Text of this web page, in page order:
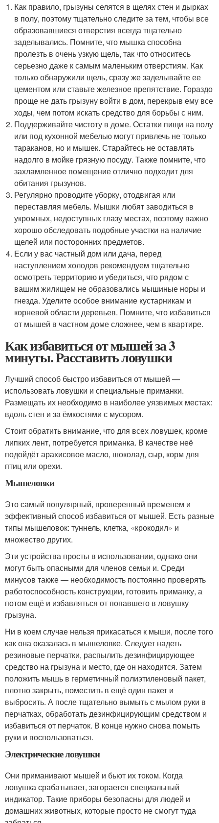
Как правило, грызуны селятся в щелях стен и дырках
в полу, поэтому тщательно следите за тем, чтобы все
образовавшиеся отверстия всегда тщательно
заделывались. Помните, что мышка способна
пролезть в очень узкую щель, так что относитесь
серьезно даже к самым маленьким отверстиям. Как
только обнаружили щель, сразу же заделывайте ее
цементом или ставьте железное препятствие. Гораздо
проще не дать грызуну войти в дом, перекрыв ему все
ходы, чем потом искать средство для борьбы с ним.
Поддерживайте чистоту в доме. Остатки пищи на полу
или под кухонной мебелью могут привлечь не только
тараканов, но и мышек. Старайтесь не оставлять
надолго в мойке грязную посуду. Также помните, что
захламленное помещение отлично подходит для
обитания грызунов.
Регулярно проводите уборку, отодвигая или
переставляя мебель. Мышки любят заводиться в
укромных, недоступных глазу местах, поэтому важно
хорошо обследовать подобные участки на наличие
щелей или посторонних предметов.
Если у вас частный дом или дача, перед
наступлением холодов рекомендуем тщательно
осмотреть территорию и убедиться, что рядом с
вашим жилищем не образовались мышиные норы и
гнезда. Уделите особое внимание кустарникам и
корневой области деревьев. Помните, что избавиться
от мышей в частном доме сложнее, чем в квартире.
Как избавиться от мышей за 3
минуты. Расставить ловушки
Лучший способ быстро избавиться от мышей —
использовать ловушки и специальные приманки.
Размещать их необходимо в наиболее уязвимых местах:
вдоль стен и за ёмкостями с мусором.
Стоит обратить внимание, что для всех ловушек, кроме
липких лент, потребуется приманка. В качестве неё
подойдёт арахисовое масло, шоколад, сыр, корм для
птиц или орехи.
Мышеловки
Это самый популярный, проверенный временем и
эффективный способ избавиться от мышей. Есть разные
типы мышеловок: туннель, клетка, «крокодил» и
множество других.
Эти устройства просты в использовании, однако они
могут быть опасными для членов семьи и. Среди
минусов также — необходимость постоянно проверять
работоспособность конструкции, готовить приманку, а
потом ещё и избавляться от попавшего в ловушку
грызуна.
Ни в коем случае нельзя прикасаться к мыши, после того
как она оказалась в мышеловке. Следует надеть
резиновые перчатки, распылить дезинфицирующее
средство на грызуна и место, где он находится. Затем
положить мышь в герметичный полиэтиленовый пакет,
плотно закрыть, поместить в ещё один пакет и
выбросить. А после тщательно вымыть с мылом руки в
перчатках, обработать дезинфицирующим средством и
избавиться от перчаток. В конце нужно снова помыть
руки и воспользоваться.
Электрические ловушки
Они приманивают мышей и бьют их током. Когда
ловушка срабатывает, загорается специальный
индикатор. Такие приборы безопасны для людей и
домашних животных, которые просто не смогут туда